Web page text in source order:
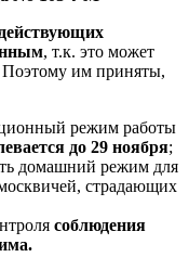
, т.к. это может
Поэтому им приняты,
режим работы
до 29 ноября;
домашний режим для
страдающих
соблюдения